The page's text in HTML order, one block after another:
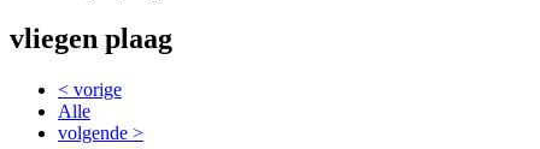
vliegen plaag
< vorige
Alle
volgende >